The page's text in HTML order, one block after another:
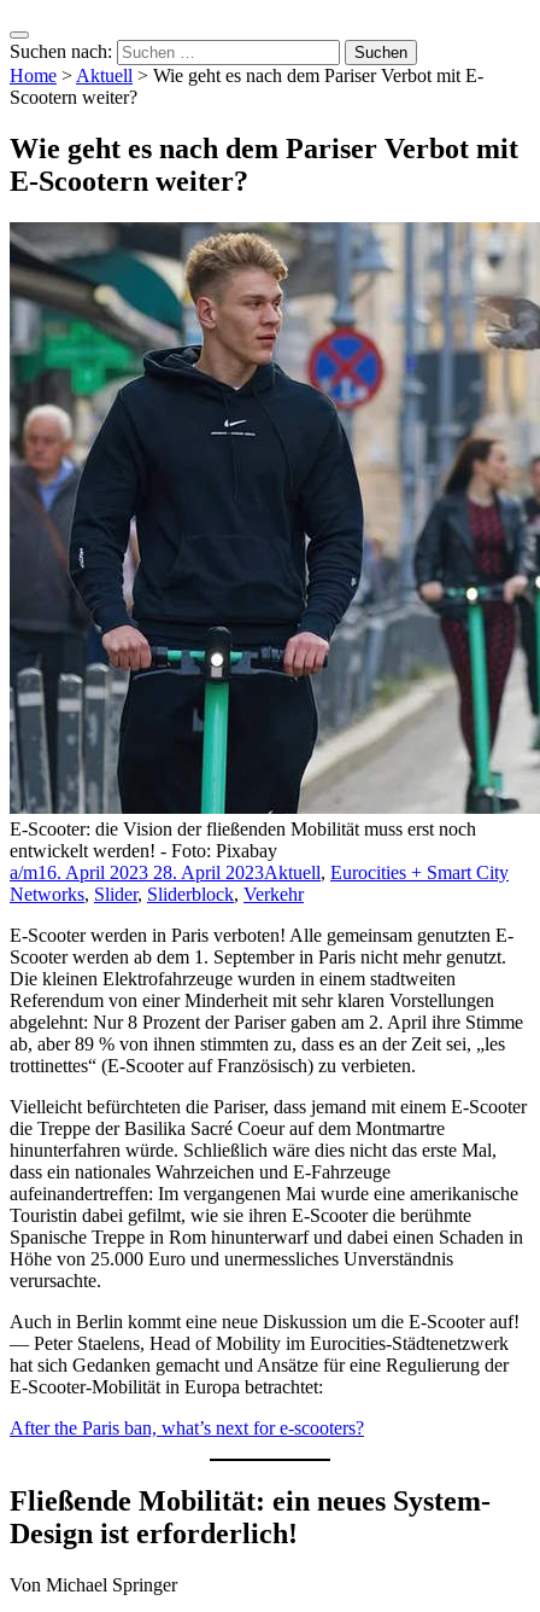
Suchen nach:
Home >Aktuell > Wie geht es nach dem Pariser Verbot mit E-
Scootern weiter?
Wie geht es nach dem Pariser Verbot mit
E-Scootern weiter?
E-Scooter: die Vision der fließenden Mobilität muss erst noch
entwickelt werden! - Foto: Pixabay
a/m16. April 2023 28. April 2023Aktuell, Eurocities + Smart City
Networks, Slider, Sliderblock, Verkehr
E-Scooter werden in Paris verboten! Alle gemeinsam genutzten E-
Scooter werden ab dem 1. September in Paris nicht mehr genutzt.
Die kleinen Elektrofahrzeuge wurden in einem stadtweiten
Referendum von einer Minderheit mit sehr klaren Vorstellungen
abgelehnt: Nur 8 Prozent der Pariser gaben am 2. April ihre Stimme
ab, aber 89 % von ihnen stimmten zu, dass es an der Zeit sei, „les
trottinettes“ (E-Scooter auf Französisch) zu verbieten.
Vielleicht befürchteten die Pariser, dass jemand mit einem E-Scooter
die Treppe der Basilika Sacré Coeur auf dem Montmartre
hinunterfahren würde. Schließlich wäre dies nicht das erste Mal,
dass ein nationales Wahrzeichen und E-Fahrzeuge
aufeinandertreffen: Im vergangenen Mai wurde eine amerikanische
Touristin dabei gefilmt, wie sie ihren E-Scooter die berühmte
Spanische Treppe in Rom hinunterwarf und dabei einen Schaden in
Höhe von 25.000 Euro und unermessliches Unverständnis
verursachte.
Auch in Berlin kommt eine neue Diskussion um die E-Scooter auf!
— Peter Staelens, Head of Mobility im Eurocities-Städtenetzwerk
hat sich Gedanken gemacht und Ansätze für eine Regulierung der
E-Scooter-Mobilität in Europa betrachtet:
After the Paris ban, what’s next for e-scooters?
Fließende Mobilität: ein neues System-
Design ist erforderlich!
Von Michael Springer